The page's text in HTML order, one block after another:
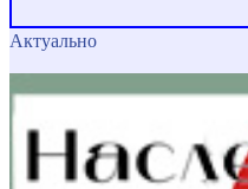
Актуально